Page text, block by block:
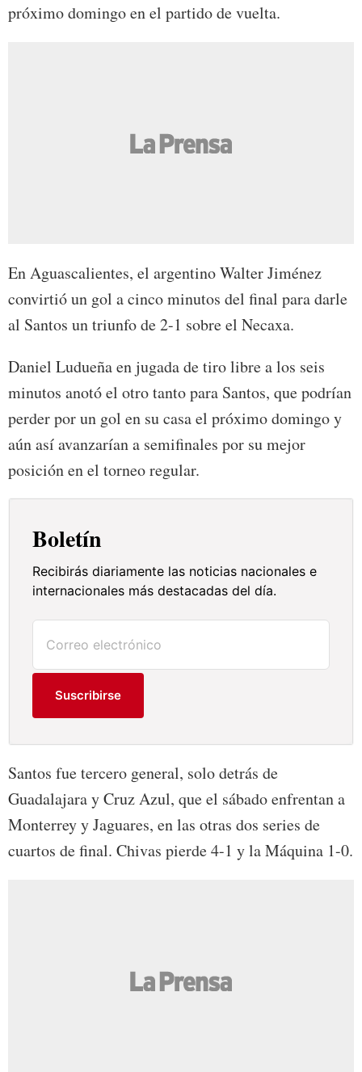
próximo domingo en el partido de vuelta.
En Aguascalientes, el argentino Walter Jiménez
convirtió un gol a cinco minutos del final para darle
al Santos un triunfo de 2-1 sobre el Necaxa.
Daniel Ludueña en jugada de tiro libre a los seis
minutos anotó el otro tanto para Santos, que podrían
perder por un gol en su casa el próximo domingo y
aún así avanzarían a semifinales por su mejor
posición en el torneo regular.
Boletín
Recibirás diariamente las noticias nacionales e
internacionales más destacadas del día.
Suscribirse
Santos fue tercero general, solo detrás de
Guadalajara y Cruz Azul, que el sábado enfrentan a
Monterrey y Jaguares, en las otras dos series de
cuartos de final. Chivas pierde 4-1 y la Máquina 1-0.